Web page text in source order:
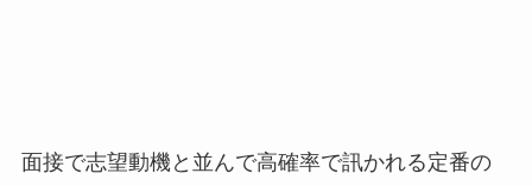
面接で志望動機と並んで高確率で訊かれる定番の